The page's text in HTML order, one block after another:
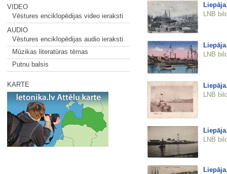
VIDEO
Vēstures enciklopēdijas video ieraksti
AUDIO
Vēstures enciklopēdijas audio ieraksti
Mūzikas literatūras tēmas
Putnu balsis
KARTE
LNB
LNB
LNB
LNB